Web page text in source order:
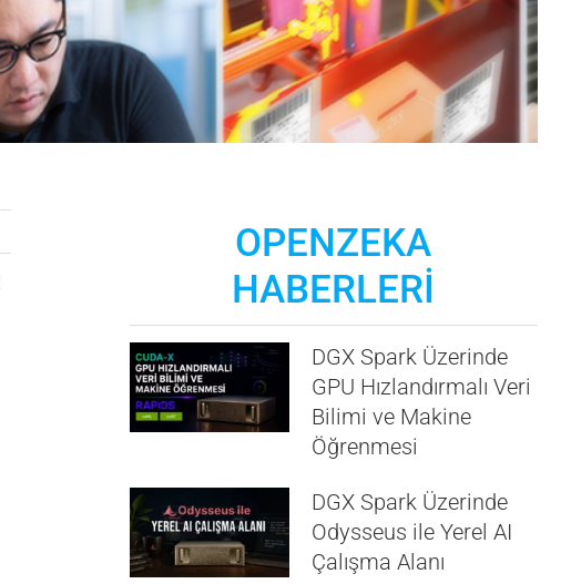
OPENZEKA
HABERLERİ
DGX Spark Üzerinde
GPU Hızlandırmalı Veri
Bilimi ve Makine
Öğrenmesi
DGX Spark Üzerinde
Odysseus ile Yerel AI
Çalışma Alanı